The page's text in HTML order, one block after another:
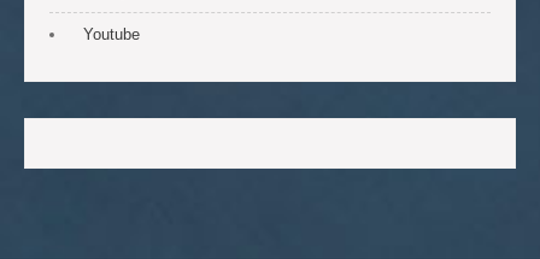
Youtube